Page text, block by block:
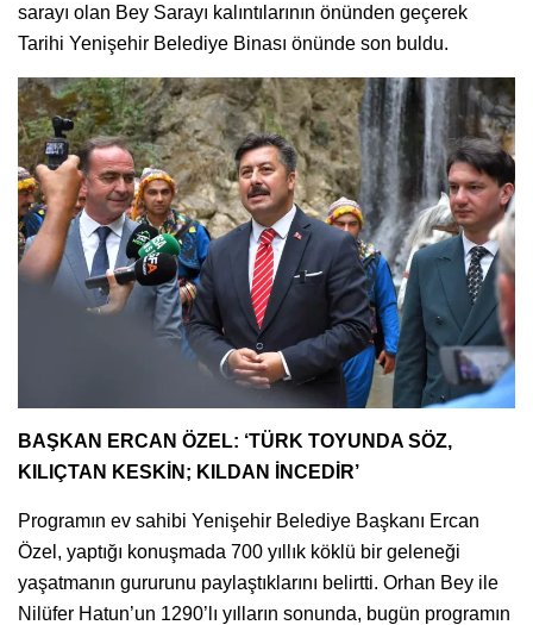
sarayı olan Bey Sarayı kalıntılarının önünden geçerek
Tarihi Yenişehir Belediye Binası önünde son buldu.
BAŞKAN ERCAN ÖZEL: ‘TÜRK TOYUNDA SÖZ,
KILIÇTAN KESKİN; KILDAN İNCEDİR’
Programın ev sahibi Yenişehir Belediye Başkanı Ercan
Özel, yaptığı konuşmada 700 yıllık köklü bir geleneği
yaşatmanın gururunu paylaştıklarını belirtti. Orhan Bey ile
Nilüfer Hatun’un 1290’lı yılların sonunda, bugün programın